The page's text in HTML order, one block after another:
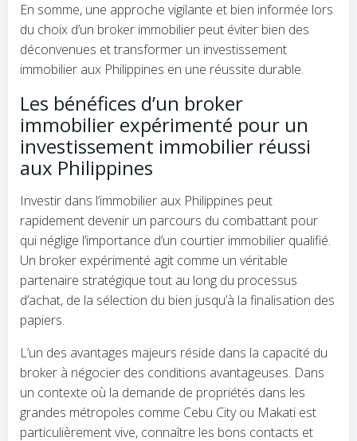
En somme, une approche vigilante et bien informée lors
du choix d’un broker immobilier peut éviter bien des
déconvenues et transformer un investissement
immobilier aux Philippines en une réussite durable.
Les bénéfices d’un broker
immobilier expérimenté pour un
investissement immobilier réussi
aux Philippines
Investir dans l’immobilier aux Philippines peut
rapidement devenir un parcours du combattant pour
qui néglige l’importance d’un courtier immobilier qualifié.
Un broker expérimenté agit comme un véritable
partenaire stratégique tout au long du processus
d’achat, de la sélection du bien jusqu’à la finalisation des
papiers.
L’un des avantages majeurs réside dans la capacité du
broker à négocier des conditions avantageuses. Dans
un contexte où la demande de propriétés dans les
grandes métropoles comme Cebu City ou Makati est
particulièrement vive, connaître les bons contacts et